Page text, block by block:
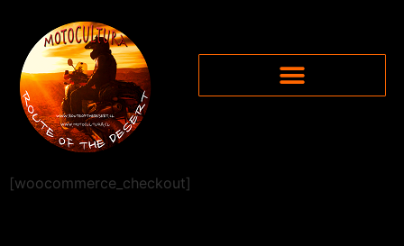
[woocommerce_checkout]